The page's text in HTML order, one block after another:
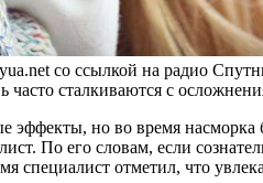
со ссылкой на радио
часто сталкиваются с
но во время насморка
По его словам, если
специалист отметил, что